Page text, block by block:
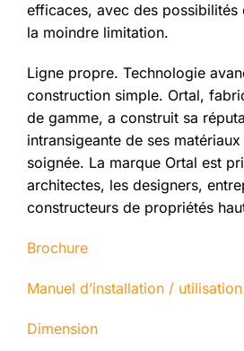
efficaces, avec des possibilités
la moindre limitation.
Ligne propre. Technologie
construction simple. Ortal,
de gamme, a construit sa
intransigeante de ses
soignée. La marque Ortal est
architectes, les designers,
constructeurs de propriétés
Brochure
Manuel d’installation / utilisation
Dimension